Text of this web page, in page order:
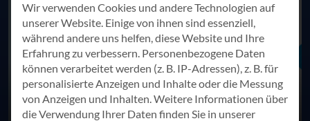
Wir verwenden Cookies und andere Technologien auf
unserer Website. Einige von ihnen sind essenziell,
während andere uns helfen, diese Website und Ihre
Erfahrung zu verbessern. Personenbezogene Daten
können verarbeitet werden (z. B. IP-Adressen), z. B. für
personalisierte Anzeigen und Inhalte oder die Messung
von Anzeigen und Inhalten.Weitere Informationen über
die Verwendung Ihrer Daten finden Sie in unserer